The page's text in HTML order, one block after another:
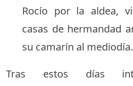
Rocío por la aldea,
casas de hermandad
su camarín al mediodía.
Tras estos días